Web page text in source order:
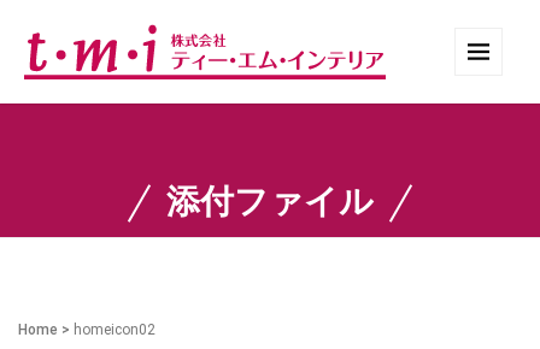
添付ファイル
Home > homeicon02